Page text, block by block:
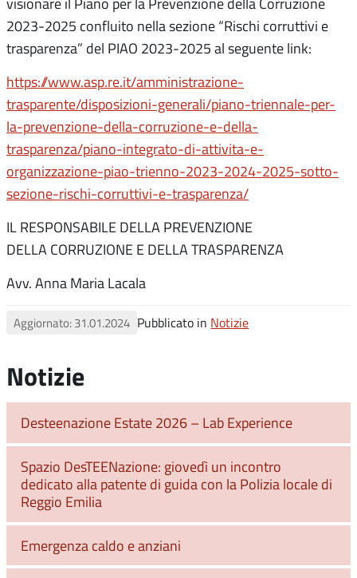
2023-2025 confluito nella sezione “Rischi corruttivi e
trasparenza” del PIAO 2023-2025 al seguente link:
https://www.asp.re.it/amministrazione-
trasparente/disposizioni-generali/piano-triennale-per-
la-prevenzione-della-corruzione-e-della-
trasparenza/piano-integrato-di-attivita-e-
organizzazione-piao-trienno-2023-2024-2025-sotto-
sezione-rischi-corruttivi-e-trasparenza/
IL RESPONSABILE DELLA PREVENZIONE
DELLA CORRUZIONE E DELLA TRASPARENZA
Avv. Anna Maria Lacala
Aggiornato: 31.01.2024 Pubblicato in Notizie
Notizie
Desteenazione Estate 2026 – Lab Experience
Spazio DesTEENazione: giovedì un incontro
dedicato alla patente di guida con la Polizia locale di
Reggio Emilia
Emergenza caldo e anziani